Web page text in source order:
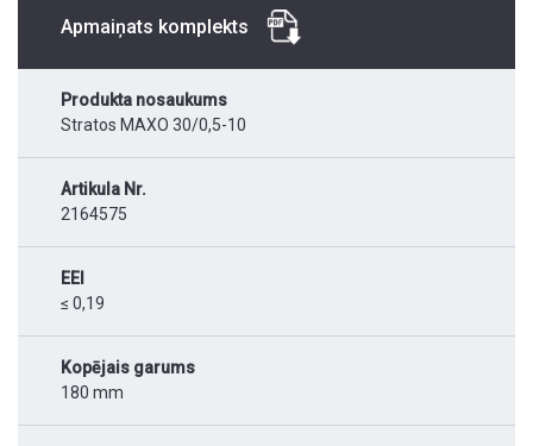
Apmaiņats komplekts
Produkta nosaukums
Stratos MAXO 30/0,5-10
Artikula Nr.
2164575
EEI
≤ 0,19
Kopējais garums
180 mm